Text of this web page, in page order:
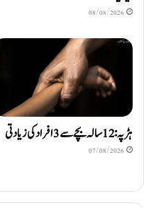
08/08/2026
ہڑپہ: 12 سالہ بچے سے 3 افراد کی زیادتی
07/08/2026